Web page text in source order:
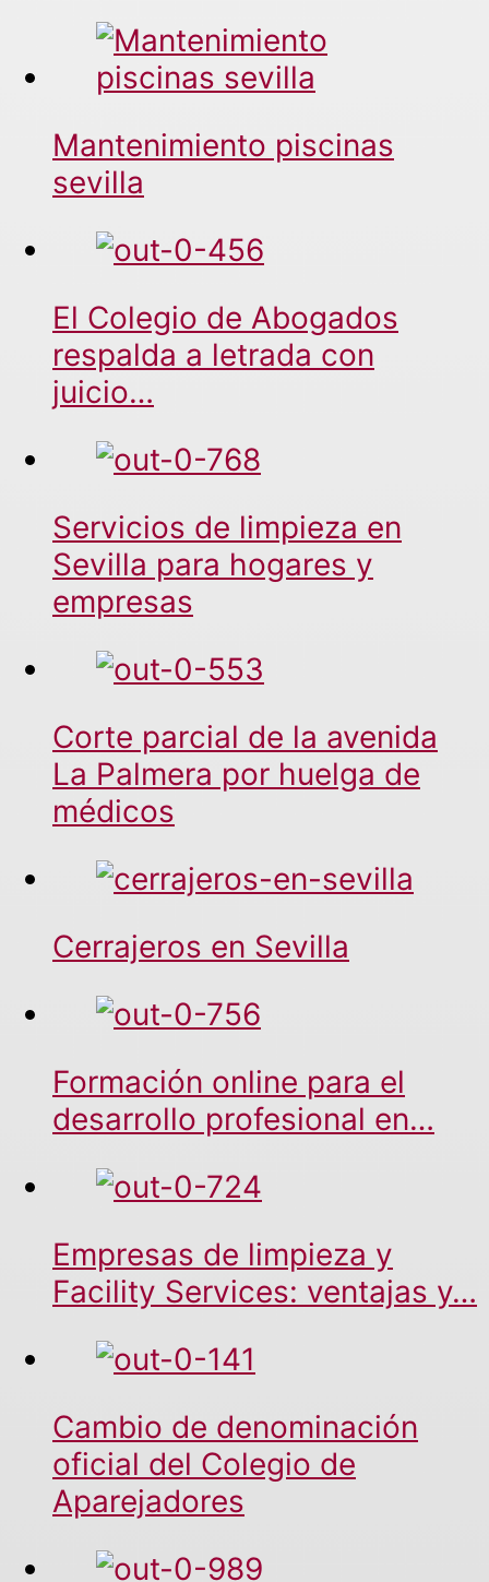
Mantenimiento piscinas
sevilla
El Colegio de Abogados
respalda a letrada con
juicio…
Servicios de limpieza en
Sevilla para hogares y
empresas
Corte parcial de la avenida
La Palmera por huelga de
médicos
Cerrajeros en Sevilla
Formación online para el
desarrollo profesional en…
Empresas de limpieza y
Facility Services: ventajas y…
Cambio de denominación
oficial del Colegio de
Aparejadores